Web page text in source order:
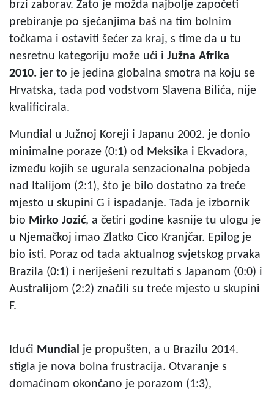
brzi zaborav. Zato je možda najbolje započeti
prebiranje po sjećanjima baš na tim bolnim
točkama i ostaviti šećer za kraj, s time da u tu
nesretnu kategoriju može ući i Južna Afrika
2010. jer to je jedina globalna smotra na koju se
Hrvatska, tada pod vodstvom Slavena Bilića, nije
kvalificirala.
Mundial u Južnoj Koreji i Japanu 2002. je donio
minimalne poraze (0:1) od Meksika i Ekvadora,
između kojih se ugurala senzacionalna pobjeda
nad Italijom (2:1), što je bilo dostatno za treće
mjesto u skupini G i ispadanje. Tada je izbornik
bio Mirko Jozić, a četiri godine kasnije tu ulogu je
u Njemačkoj imao Zlatko Cico Kranjčar. Epilog je
bio isti. Poraz od tada aktualnog svjetskog prvaka
Brazila (0:1) i neriješeni rezultati s Japanom (0:0) i
Australijom (2:2) značili su treće mjesto u skupini
F.
Idući Mundial je propušten, a u Brazilu 2014.
stigla je nova bolna frustracija. Otvaranje s
domaćinom okončano je porazom (1:3),